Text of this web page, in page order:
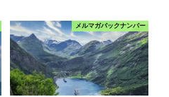
メルマガバックナンバー